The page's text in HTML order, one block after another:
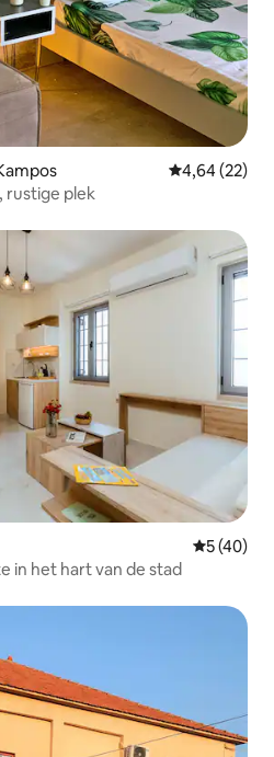
Gemiddelde
4,64 (22)
rustige plek
5 (40)
in het hart van de stad